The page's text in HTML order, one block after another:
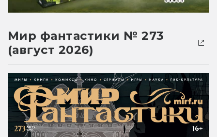
Мир фантастики № 273
(август 2026)